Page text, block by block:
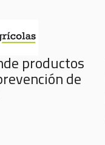
productos
de